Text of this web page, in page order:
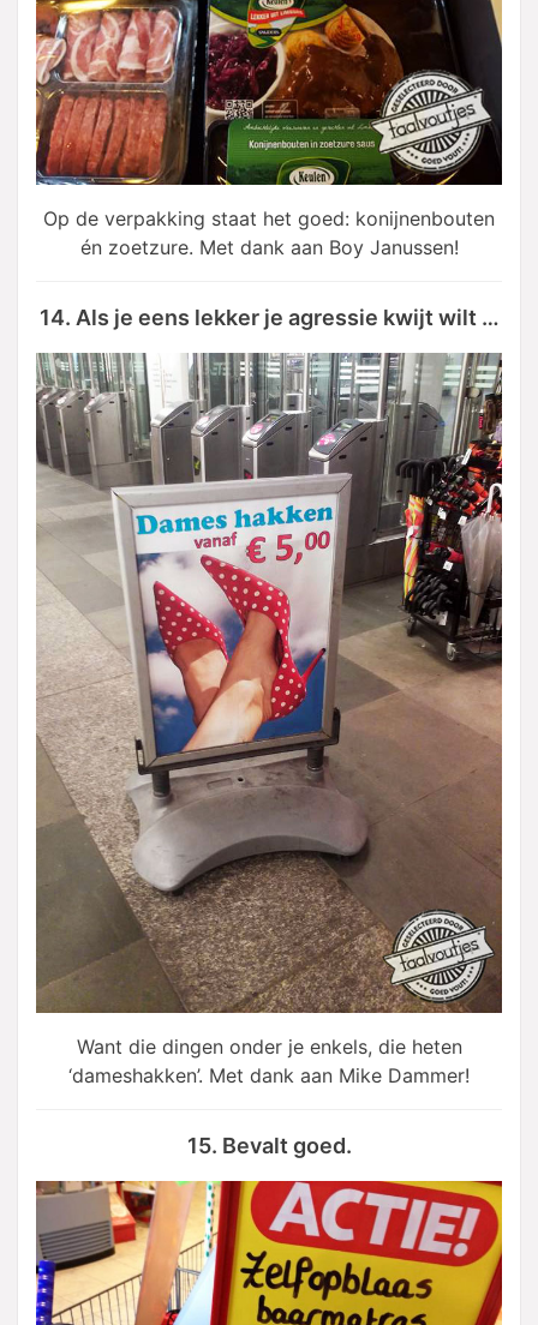
Op de verpakking staat het goed: konijnenbouten
én zoetzure. Met dank aan Boy Janussen!
14. Als je eens lekker je agressie kwijt wilt …
Want die dingen onder je enkels, die heten
‘dameshakken’. Met dank aan Mike Dammer!
15. Bevalt goed.